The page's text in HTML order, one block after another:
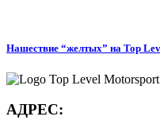
Нашествие “желтых” на Top
АДРЕС: